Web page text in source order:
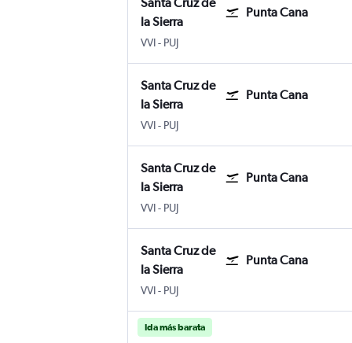
la Sierra
Punta Cana
VVISanta Cruz de la Sierra Viru Viru Intl
- PUJ
Santa Cruz de
la Sierra
Punta Cana
VVISanta Cruz de la Sierra Viru Viru Intl
- PUJ
Santa Cruz de
la Sierra
Punta Cana
VVISanta Cruz de la Sierra Viru Viru Intl
- PUJ
Santa Cruz de
la Sierra
Punta Cana
VVISanta Cruz de la Sierra Viru Viru Intl
- PUJ
Ida más barata